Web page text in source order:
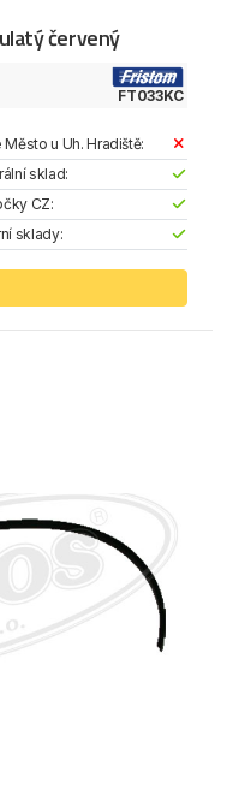
červený
FT033KC
Město u Uh. Hradiště:
sklad:
CZ:
sklady: